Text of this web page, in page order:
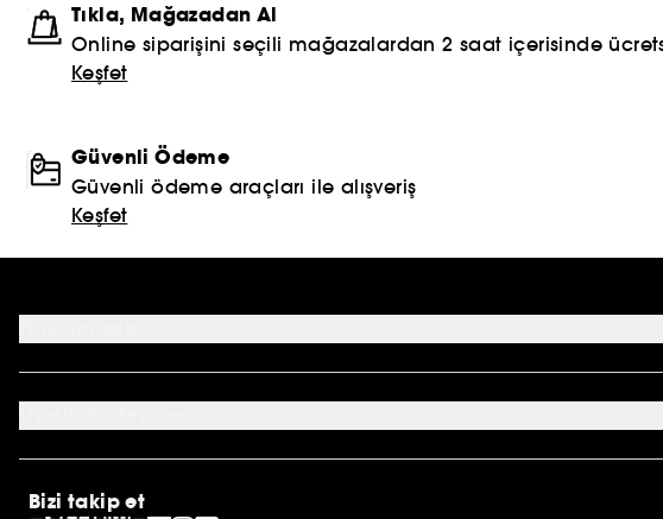
Tıkla, Mağazadan Al
Online siparişini seçili mağazalardan 2 saat içerisinde
Keşfet
Güvenli Ödeme
Güvenli ödeme araçları ile alışveriş
Keşfet
Mağazalar
Profil Bilgilerim
E-Hediye Kartı
Genel Şartlar ve Koşullar
Müşteri Aydınlatma Metni
Bizi takip et